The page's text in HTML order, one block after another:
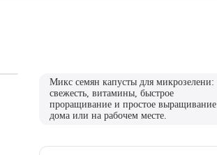
Микс семян капусты для микрозелени:
свежесть, витамины, быстрое
проращивание и простое выращивание
дома или на рабочем месте.